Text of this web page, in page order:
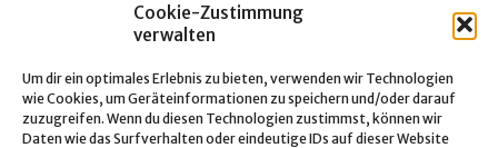
Cookie-Zustimmung
verwalten
Um dir ein optimales Erlebnis zu bieten, verwenden wir Technologien
wie Cookies, um Geräteinformationen zu speichern und/oder darauf
zuzugreifen. Wenn du diesen Technologien zustimmst, können wir
Daten wie das Surfverhalten oder eindeutige IDs auf dieser Website
Ökologie
SPECIALS
Eckweiler
Gräfenbacher Hütte